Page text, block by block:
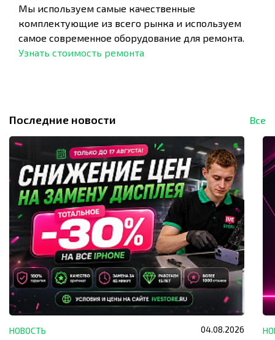
Мы используем самые качественные
комплектующие из всего рынка и используем
самое современное оборудование для ремонта.
Узнать стоимость ремонта
Последние новости Все
НОВОСТЬ 04.08.2026